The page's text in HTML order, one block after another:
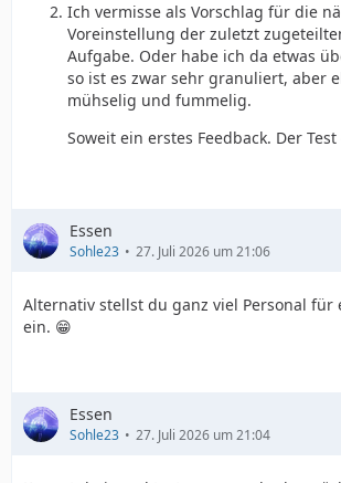
Ich vermisse als Vorschlag für die
Voreinstellung der zuletzt
Aufgabe. Oder habe ich da etwas
so ist es zwar sehr granuliert, aber
mühselig und fummelig.
Soweit ein erstes Feedback. Der
Essen
Sohle23 27. Juli 2026 um 21:06
Alternativ stellst du ganz viel Personal für
ein. 😁
Essen
Sohle23 27. Juli 2026 um 21:04